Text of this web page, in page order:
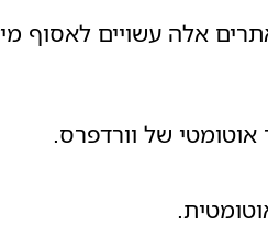
אלה עשויים לאסוף